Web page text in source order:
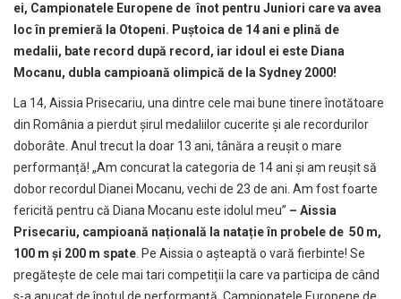
ei, Campionatele Europene de înot pentru Juniori care va avea
loc în premieră la Otopeni. Puștoica de 14 ani e plină de
medalii, bate record după record, iar idoul ei este Diana
Mocanu, dubla campioană olimpică de la Sydney 2000!
La 14, Aissia Prisecariu, una dintre cele mai bune tinere înotătoare
din România a pierdut șirul medaliilor cucerite și ale recordurilor
doborâte. Anul trecut la doar 13 ani, tânăra a reușit o mare
performanță! „Am concurat la categoria de 14 ani și am reușit să
dobor recordul Dianei Mocanu, vechi de 23 de ani. Am fost foarte
fericită pentru că Diana Mocanu este idolul meu” – Aissia
Prisecariu, campioană națională la natație în probele de 50 m,
100 m și 200 m spate. Pe Aissia o așteaptă o vară fierbinte! Se
pregătește de cele mai tari competiții la care va participa de când